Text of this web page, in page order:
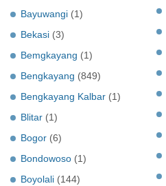
Bayuwangi (1)
Bekasi (3)
Bemgkayang (1)
Bengkayang (849)
Bengkayang Kalbar (1)
Blitar (1)
Bogor (6)
Bondowoso (1)
Boyolali (144)